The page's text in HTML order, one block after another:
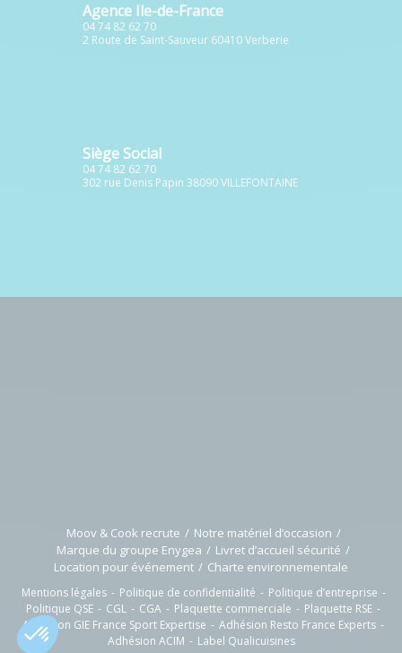
Agence Ile-de-France
04 74 82 62 70
2 Route de Saint-Sauveur 60410 Verberie
Siège Social
04 74 82 62 70
302 rue Denis Papin 38090 VILLEFONTAINE
Moov & Cook recrute
Notre matériel d’occasion
Marque du groupe Enygea
Livret d’accueil sécurité
Location pour événement
Charte environnementale
Mentions légales Politique de confidentialité
Politique d’entreprise
Politique QSE
CGL CGA Plaquette commerciale
Plaquette RSE
Adhésion GIE France Sport Expertise
Adhésion Resto France Experts
Adhésion ACIM
Label Qualicuisines